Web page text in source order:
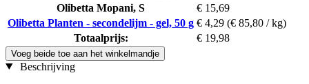
Olibetta Mopani, S
€ 15,69
Olibetta Planten - secondelijm - gel, 50 g € 4,29 (€ 85,80 / kg)
Totaalprijs:
€ 19,98
Voeg beide toe aan het winkelmandje
Beschrijving